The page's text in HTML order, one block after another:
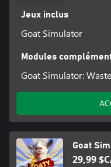
Jeux inclus
Goat Simulator
Modules
Goat Simulator:
Goat
29,99